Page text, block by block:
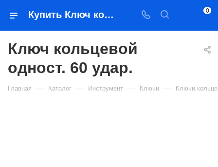
Купить Ключ кольцевой одност. 60 удар. в Якутске — цена, характеристики, подбор | Востоктехторг 0
Ключ кольцевой
одност. 60 удар.
Главная — Каталог — Инструмент — Ключи — Ключи